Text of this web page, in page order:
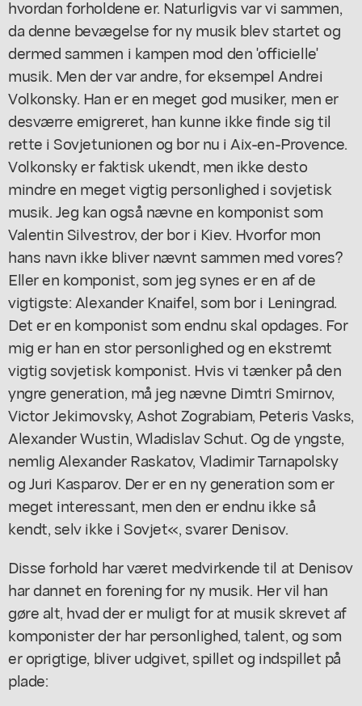
hvordan forholdene er. Naturligvis var vi sammen,
da denne bevægelse for ny musik blev startet og
dermed sammen i kampen mod den 'officielle'
musik. Men der var andre, for eksempel Andrei
Volkonsky. Han er en meget god musiker, men er
desværre emigreret, han kunne ikke finde sig til
rette i Sovjetunionen og bor nu i Aix-en-Provence.
Volkonsky er faktisk ukendt, men ikke desto
mindre en meget vigtig personlighed i sovjetisk
musik. Jeg kan også nævne en komponist som
Valentin Silvestrov, der bor i Kiev. Hvorfor mon
hans navn ikke bliver nævnt sammen med vores?
Eller en komponist, som jeg synes er en af de
vigtigste: Alexander Knaifel, som bor i Leningrad.
Det er en komponist som endnu skal opdages. For
mig er han en stor personlighed og en ekstremt
vigtig sovjetisk komponist. Hvis vi tænker på den
yngre generation, må jeg nævne Dimtri Smirnov,
Victor Jekimovsky, Ashot Zograbiam, Peteris Vasks,
Alexander Wustin, Wladislav Schut. Og de yngste,
nemlig Alexander Raskatov, Vladimir Tarnapolsky
og Juri Kasparov. Der er en ny generation som er
meget interessant, men den er endnu ikke så
kendt, selv ikke i Sovjet«, svarer Denisov.
Disse forhold har været medvirkende til at Denisov
har dannet en forening for ny musik. Her vil han
gøre alt, hvad der er muligt for at musik skrevet af
komponister der har personlighed, talent, og som
er oprigtige, bliver udgivet, spillet og indspillet på
plade: